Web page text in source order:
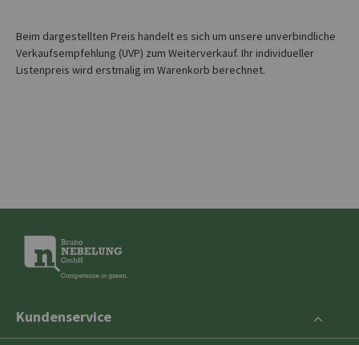
Beim dargestellten Preis handelt es sich um unsere unverbindliche
Verkaufsempfehlung (UVP) zum Weiterverkauf. Ihr individueller
Listenpreis wird erstmalig im Warenkorb berechnet.
Kundenservice